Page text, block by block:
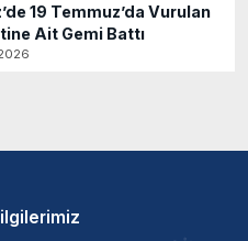
19 Temmuz’da Vurulan
Ait Gemi Battı